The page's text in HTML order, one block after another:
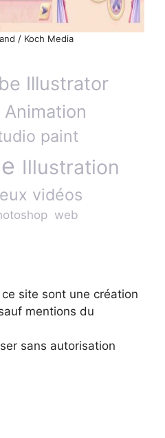
/ Koch Media
Illustrator
Animation
paint
Illustration
vidéos
web
site sont une création
mentions du
sans autorisation